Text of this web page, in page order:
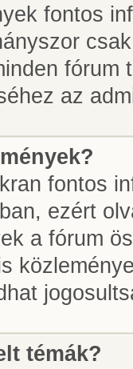
fontos
fórum
az
fontos
ezért
a fórum
témák?